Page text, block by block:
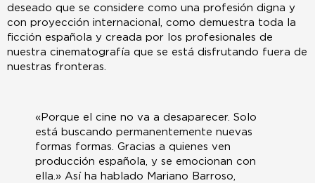
deseado que se considere como una profesión digna y
con proyección internacional, como demuestra toda la
ficción española y creada por los profesionales de
nuestra cinematografía que se está disfrutando fuera de
nuestras fronteras.
«Porque el cine no va a desaparecer. Solo
está buscando permanentemente nuevas
formas formas. Gracias a quienes ven
producción española, y se emocionan con
ella.» Así ha hablado Mariano Barroso,